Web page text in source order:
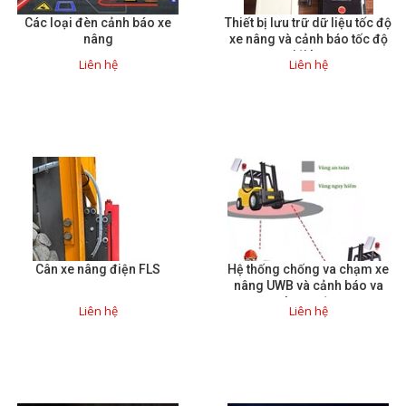
Các loại đèn cảnh báo xe
nâng
Liên hệ
Thiết bị lưu trữ dữ liệu tốc độ
xe nâng và cảnh báo tốc độ
giới hạn
Liên hệ
Cân xe nâng điện FLS
Liên hệ
Hệ thống chống va chạm xe
nâng UWB và cảnh báo va
chạm sớm
Liên hệ
Sửa motor - Quấn motor
Sửa Cân Điện Tử
Lập trình hệ thống Servo
Crack password PLC
Crack password HMI
Lấy Chương Trình HMI